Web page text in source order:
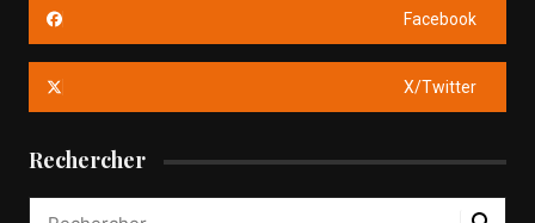
Facebook
X/Twitter
Rechercher